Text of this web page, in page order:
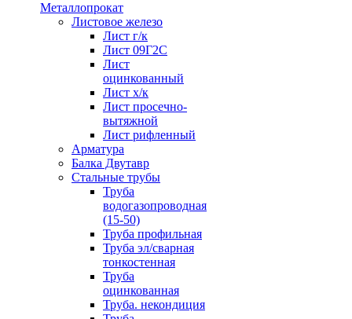
Металлопрокат
Листовое железо
Лист г/к
Лист 09Г2С
Лист
оцинкованный
Лист х/к
Лист просечно-
вытяжной
Лист рифленный
Арматура
Балка Двутавр
Стальные трубы
Труба
водогазопроводная
(15-50)
Труба профильная
Труба эл/сварная
тонкостенная
Труба
оцинкованная
Труба. некондиция